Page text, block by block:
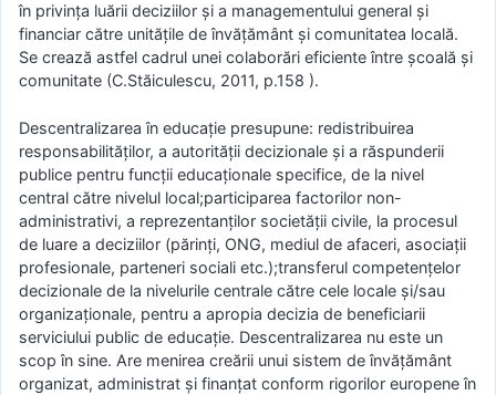
în privinţa luării deciziilor şi a managementului general şi
financiar către unităţile de învăţământ şi comunitatea locală.
Se crează astfel cadrul unei colaborări eficiente între şcoală şi
comunitate (C.Stăiculescu, 2011, p.158 ).
Descentralizarea în educaţie presupune: redistribuirea
responsabilităţilor, a autorităţii decizionale şi a răspunderii
publice pentru funcţii educaţionale specifice, de la nivel
central către nivelul local;participarea factorilor non-
administrativi, a reprezentanţilor societăţii civile, la procesul
de luare a deciziilor (părinţi, ONG, mediul de afaceri, asociaţii
profesionale, parteneri sociali etc.);transferul competenţelor
decizionale de la nivelurile centrale către cele locale şi/sau
organizaţionale, pentru a apropia decizia de beneficiarii
serviciului public de educaţie. Descentralizarea nu este un
scop în sine. Are menirea creării unui sistem de învăţământ
organizat, administrat şi finanţat conform rigorilor europene în